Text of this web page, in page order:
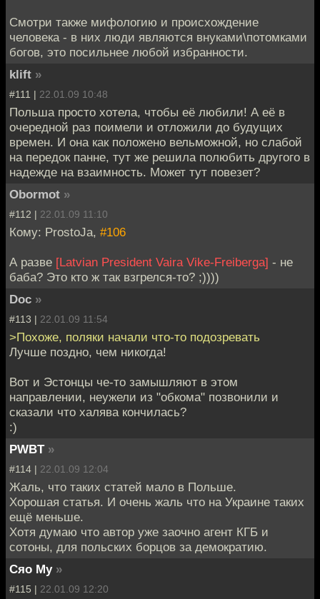
Смотри также мифологию и происхождение
человека - в них люди являются внуками\потомками
богов, это посильнее любой избранности.
klift »
#111 | 22.01.09 10:48
Польша просто хотела, чтобы её любили! А её в
очередной раз поимели и отложили до будущих
времен. И она как положено вельможной, но слабой
на передок панне, тут же решила полюбить другого в
надежде на взаимность. Может тут повезет?
Obormot »
#112 | 22.01.09 11:10
Кому: ProstoJa, #106
А разве [Latvian President Vaira Vike-Freiberga] - не
баба? Это кто ж так взгрелся-то? ;))))
Doc »
#113 | 22.01.09 11:54
>Похоже, поляки начали что-то подозревать
Лучше поздно, чем никогда!
Вот и Эстонцы че-то замышляют в этом
направлении, неужели из "обкома" позвонили и
сказали что халява кончилась?
:)
PWBT »
#114 | 22.01.09 12:04
Жаль, что таких статей мало в Польше.
Хорошая статья. И очень жаль что на Украине таких
ещё меньше.
Хотя думаю что автор уже заочно агент КГБ и
сотоны, для польских борцов за демократию.
Сяо Му »
#115 | 22.01.09 12:20